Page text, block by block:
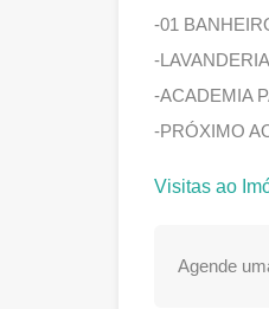
-01
-LAVANDERIA
-ACADEMIA
-PRÓXIMO
Visitas ao
Agende